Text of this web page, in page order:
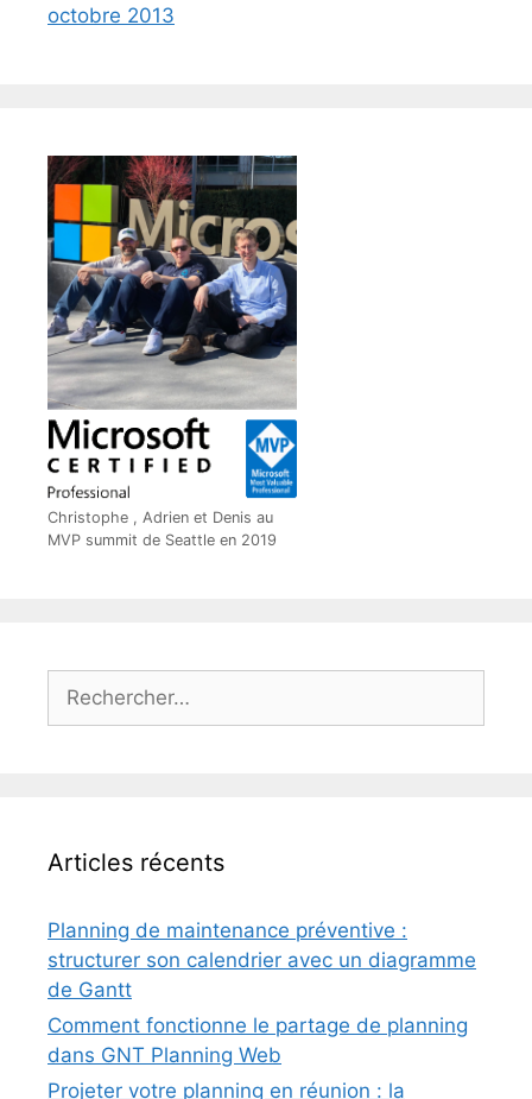
octobre 2013
Christophe , Adrien et Denis au
MVP summit de Seattle en 2019
Articles récents
Planning de maintenance préventive :
structurer son calendrier avec un diagramme
de Gantt
Comment fonctionne le partage de planning
dans GNT Planning Web
Projeter votre planning en réunion : la